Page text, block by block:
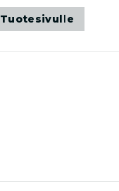
Tuotesivulle